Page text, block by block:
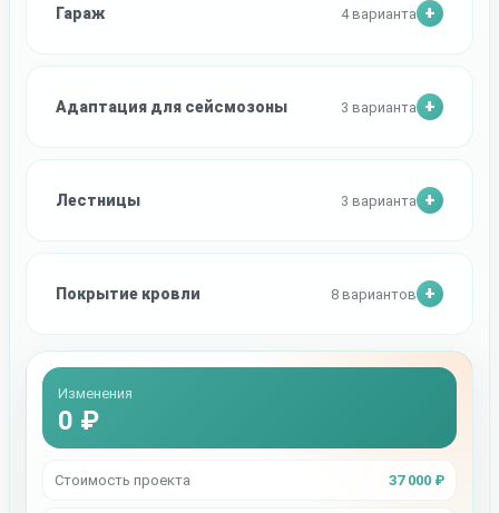
Гараж 4 варианта
Адаптация для сейсмозоны 3 варианта
Лестницы 3 варианта
Покрытие кровли 8 вариантов
Изменения
0 ₽
Стоимость проекта 37 000 ₽